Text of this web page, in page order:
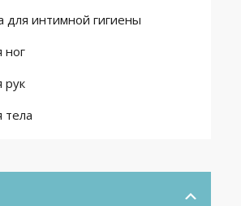
для интимной гигиены
ног
рук
тела